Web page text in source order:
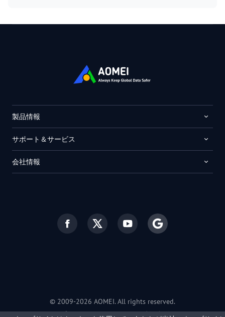
製品情報
サポート＆サービス
会社情報
© 2009-2026 AOMEI. All rights reserved.
プライバシーポリシー
| 利用規約